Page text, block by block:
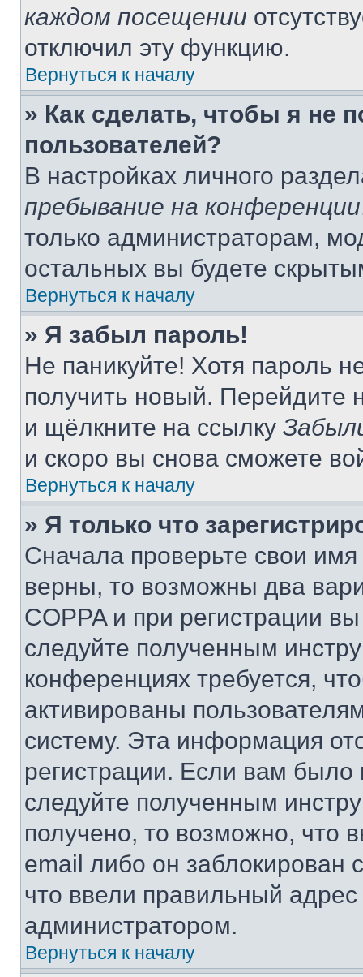
каждом посещении
отключил эту функцию.
Вернуться к началу
» Как сделать, чтобы я не
пользователей?
В настройках личного
пребывание на конференции
только администраторам,
остальных вы будете
Вернуться к началу
» Я забыл пароль!
Не паникуйте! Хотя пароль
получить новый. Перейдите
и щёлкните на ссылку
и скоро вы снова сможете
Вернуться к началу
» Я только что
Сначала проверьте свои
верны, то возможны два
COPPA и при регистрации
следуйте полученным
конференциях требуется,
активированы
систему. Эта информация
регистрации. Если вам
следуйте полученным
получено, то возможно, что
email либо он
что ввели правильный адрес
администратором.
Вернуться к началу